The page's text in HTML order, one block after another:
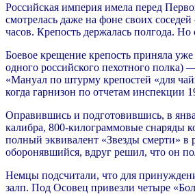
Российская империя имела перед
смотрелась даже на фоне своих
часов. Крепость держалась полгода. Но
Боевое крещение крепость приняла
одного российского пехотного
«Мануал по штурму крепостей «для
когда гарнизон по отчетам инспекции
Оправившись и подготовившись, в
калибра, 800-килограммовые снаряды
полный эквивалент «Звезды смерти» в
оборонявшийся, вдруг решил, что он
Немцы подсчитали, что для
залп. Под Осовец привезли четыре